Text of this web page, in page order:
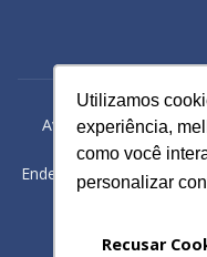
Utilizamos
experiência,
como você
personalizar
Recusar
Utilizamos
experiência,
como você
personalizar
Recusar
Avacy Distribuidora e
Endereço: Rua Gomes